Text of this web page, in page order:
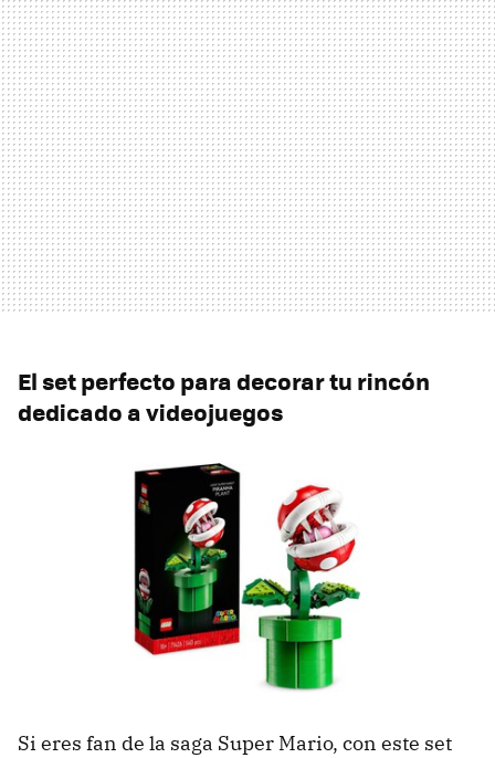
El set perfecto para decorar tu rincón
dedicado a videojuegos
Si eres fan de la saga Super Mario, con este set